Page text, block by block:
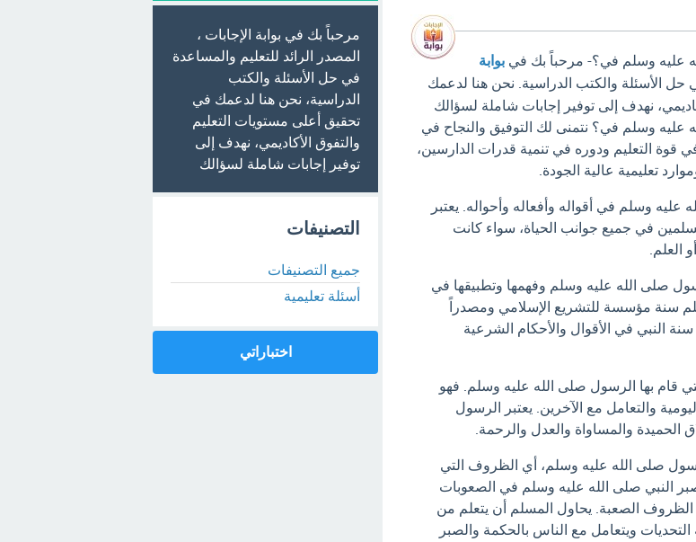
عليه وسلم في؟- مرحباً بك في بوابة
حل الأسئلة والكتب الدراسية. نحن هنا لدعمك
نهدف إلى توفير إجابات شاملة لسؤالك
عليه وسلم في؟ نتمنى لك التوفيق والنجاح في
قوة التعليم ودوره في تنمية قدرات الدارسين،
تعليمية عالية الجودة.
وسلم في أقواله وأفعاله وأحواله. يعتبر
في جميع جوانب الحياة، سواء كانت
العلم.
صلى الله عليه وسلم وفهمها وتطبيقها في
سنة مؤسسة للتشريع الإسلامي ومصدراً
النبي في الأقوال والأحكام الشرعية
قام بها الرسول صلى الله عليه وسلم. فهو
والتعامل مع الآخرين. يعتبر الرسول
الحميدة والمساواة والعدل والرحمة.
صلى الله عليه وسلم، أي الظروف التي
النبي صلى الله عليه وسلم في الصعوبات
الظروف الصعبة. يحاول المسلم أن يتعلم من
ويتعامل مع الناس بالحكمة والصبر
مرحباً بك في بوابة الإجابات ،
المصدر الرائد للتعليم والمساعدة
في حل الأسئلة والكتب
الدراسية، نحن هنا لدعمك في
تحقيق أعلى مستويات التعليم
والتفوق الأكاديمي، نهدف إلى
توفير إجابات شاملة لسؤالك
التصنيفات
جميع التصنيفات
أسئلة تعليمية
اختباراتي